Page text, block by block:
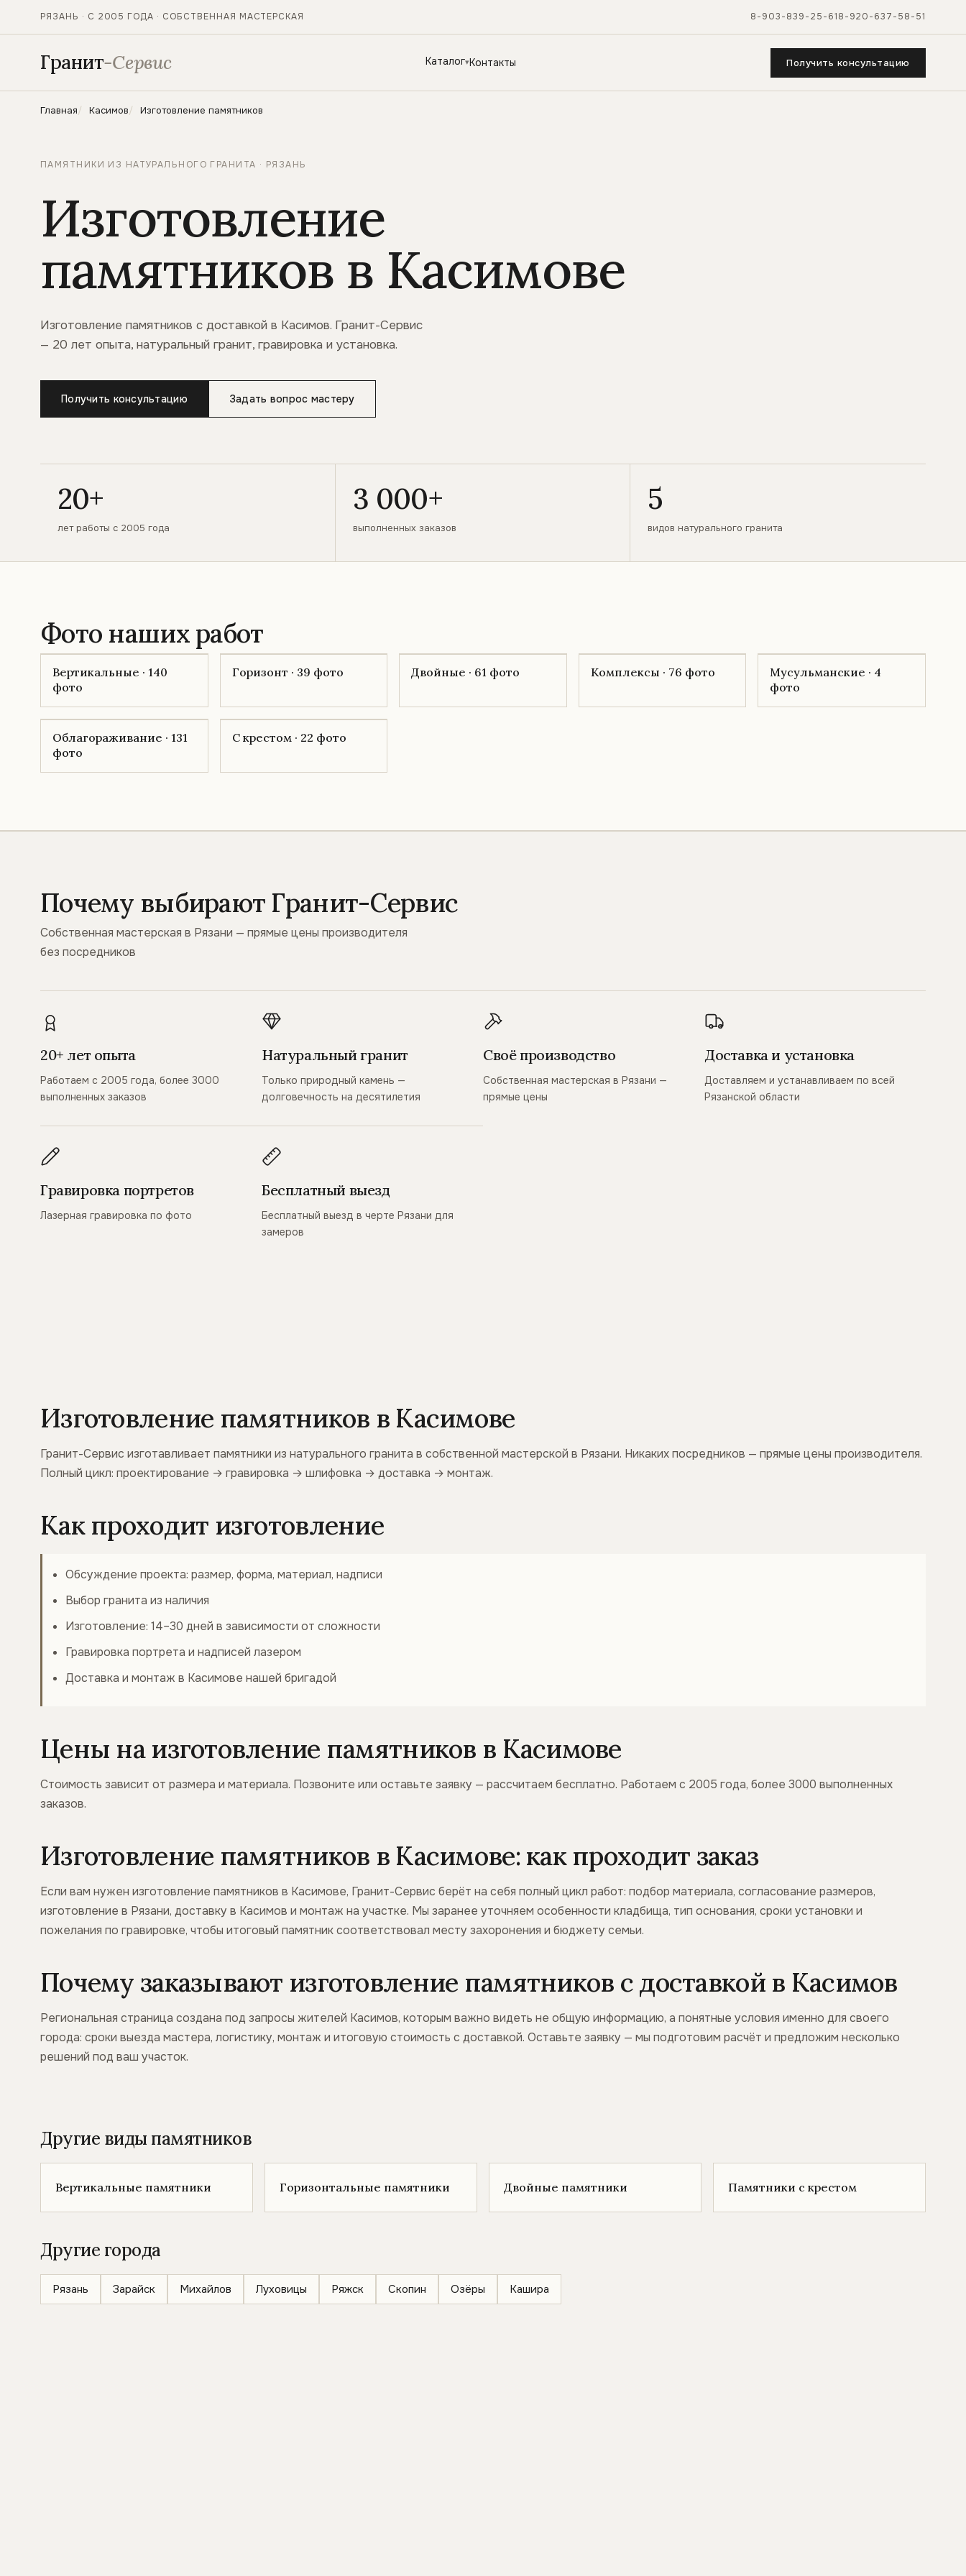
РЯЗАНЬ · С 2005 ГОДА · СОБСТВЕННАЯ МАСТЕРСКАЯ 8-903-839-25-618-920-637-58-51
Гранит-Сервис Каталог Контакты Получить консультацию
Главная Касимов Изготовление памятников
ПАМЯТНИКИ ИЗ НАТУРАЛЬНОГО ГРАНИТА · РЯЗАНЬ
Изготовление
памятников в Касимове
Изготовление памятников с доставкой в Касимов. Гранит-Сервис
— 20 лет опыта, натуральный гранит, гравировка и установка.
Получить консультацию Задать вопрос мастеру
20+
лет работы с 2005 года
3 000+
выполненных заказов
5
видов натурального гранита
Фото наших работ
Вертикальные · 140
фото
Горизонт · 39 фото Двойные · 61 фото Комплексы · 76 фото
Мусульманские · 4
фото
Облагораживание · 131
фото
С крестом · 22 фото
Почему выбирают Гранит-Сервис
Собственная мастерская в Рязани — прямые цены производителя
без посредников
20+ лет опыта
Работаем с 2005 года, более 3000
выполненных заказов
Натуральный гранит
Только природный камень —
долговечность на десятилетия
Своё производство
Собственная мастерская в Рязани —
прямые цены
Доставка и установка
Доставляем и устанавливаем по всей
Рязанской области
Гравировка портретов
Лазерная гравировка по фото
Бесплатный выезд
Бесплатный выезд в черте Рязани для
замеров
Изготовление памятников в Касимове
Гранит-Сервис изготавливает памятники из натурального гранита в собственной мастерской в Рязани. Никаких посредников — прямые цены производителя.
Полный цикл: проектирование → гравировка → шлифовка → доставка → монтаж.
Как проходит изготовление
Обсуждение проекта: размер, форма, материал, надписи
Выбор гранита из наличия
Изготовление: 14–30 дней в зависимости от сложности
Гравировка портрета и надписей лазером
Доставка и монтаж в Касимове нашей бригадой
Цены на изготовление памятников в Касимове
Стоимость зависит от размера и материала. Позвоните или оставьте заявку — рассчитаем бесплатно. Работаем с 2005 года, более 3000 выполненных
заказов.
Изготовление памятников в Касимове: как проходит заказ
Если вам нужен изготовление памятников в Касимове, Гранит-Сервис берёт на себя полный цикл работ: подбор материала, согласование размеров,
изготовление в Рязани, доставку в Касимов и монтаж на участке. Мы заранее уточняем особенности кладбища, тип основания, сроки установки и
пожелания по гравировке, чтобы итоговый памятник соответствовал месту захоронения и бюджету семьи.
Почему заказывают изготовление памятников с доставкой в Касимов
Региональная страница создана под запросы жителей Касимов, которым важно видеть не общую информацию, а понятные условия именно для своего
города: сроки выезда мастера, логистику, монтаж и итоговую стоимость с доставкой. Оставьте заявку — мы подготовим расчёт и предложим несколько
решений под ваш участок.
Другие виды памятников
Вертикальные памятники Горизонтальные памятники Двойные памятники Памятники с крестом
Другие города
Рязань Зарайск Михайлов Луховицы Ряжск Скопин Озёры Кашира